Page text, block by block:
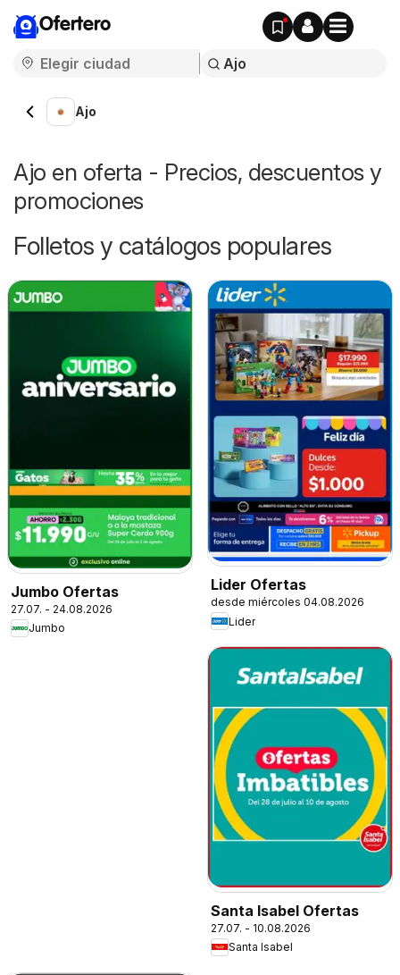
Ofertero
Ajo
Ajo en oferta - Precios, descuentos y
promociones
Folletos y catálogos populares
Jumbo Ofertas
27.07. - 24.08.2026
Jumbo
Lider Ofertas
desde miércoles 04.08.2026
Lider
Santa Isabel Ofertas
27.07. - 10.08.2026
Santa Isabel